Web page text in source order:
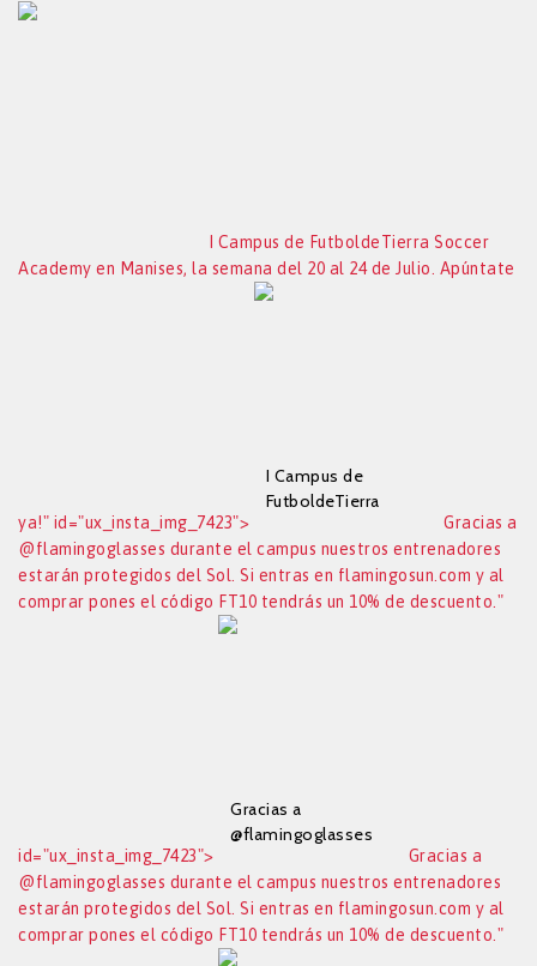
I Campus de FutboldeTierra Soccer
Academy en Manises, la semana del 20 al 24 de Julio. Apúntate
ya!" id="ux_insta_img_7423">
I Campus de
FutboldeTierra
Manises, la semana
del 20 al 24 de Julio.
Apúntate ya!
Gracias a
@flamingoglasses durante el campus nuestros entrenadores
estarán protegidos del Sol. Si entras en flamingosun.com y al
comprar pones el código FT10 tendrás un 10% de descuento."
id="ux_insta_img_7423">
Gracias a
@flamingoglasses
nuestros
entrenadores
estarán protegidos
del Sol. Si entras en
Gracias a
@flamingoglasses durante el campus nuestros entrenadores
estarán protegidos del Sol. Si entras en flamingosun.com y al
comprar pones el código FT10 tendrás un 10% de descuento."